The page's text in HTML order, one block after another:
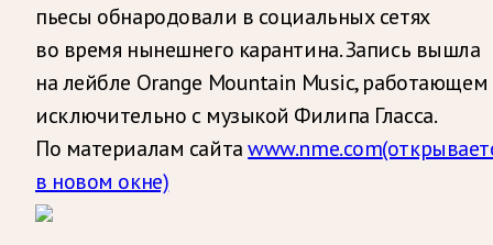
пьесы обнародовали в социальных сетях
во время нынешнего карантина. Запись вышла
на лейбле Orange Mountain Music, работающем
исключительно с музыкой Филипа Гласса.
По материалам сайтаwww.nme.com
в новом окне)